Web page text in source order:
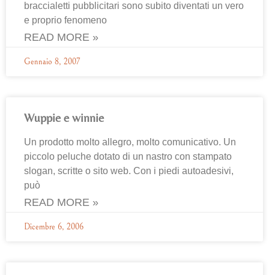
braccialetti pubblicitari sono subito diventati un vero
e proprio fenomeno
READ MORE »
Gennaio 8, 2007
Wuppie e winnie
Un prodotto molto allegro, molto comunicativo. Un
piccolo peluche dotato di un nastro con stampato
slogan, scritte o sito web. Con i piedi autoadesivi,
può
READ MORE »
Dicembre 6, 2006